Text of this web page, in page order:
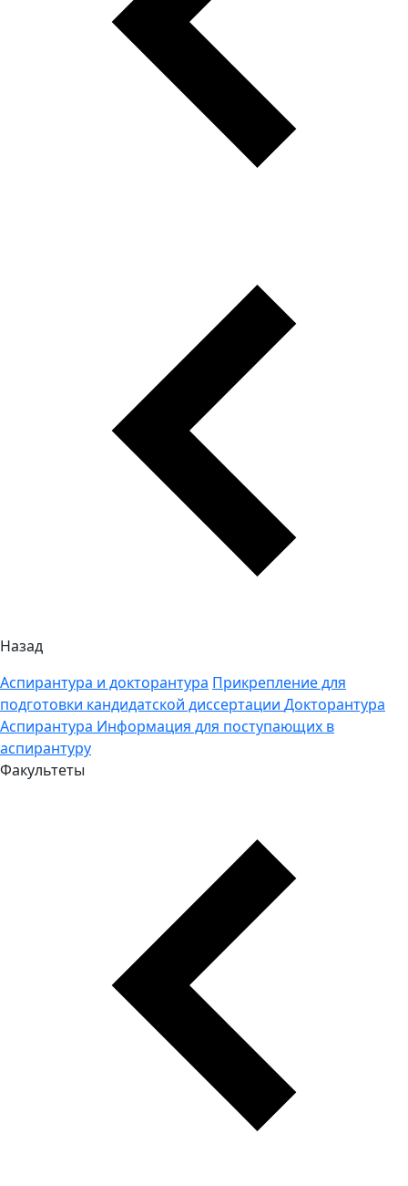
Назад
Аспирантура и докторантура Прикрепление для
подготовки кандидатской диссертации Докторантура
Аспирантура Информация для поступающих в
аспирантуру
Факультеты